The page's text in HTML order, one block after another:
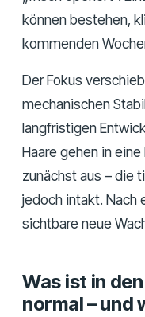
können bestehen,
kommenden
Der Fokus
mechanischen
langfristigen
Haare gehen in
zunächst aus – die
jedoch intakt. Nach
sichtbare neue
Was ist in
normal – und